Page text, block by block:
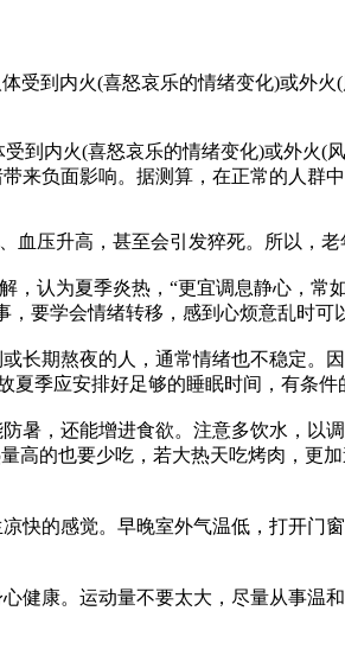
到内火(喜怒哀乐的情绪变化)或外火
内火(喜怒哀乐的情绪变化)或外火(
负面影响。据测算，在正常的人群中
压升高，甚至会引发猝死。所以，
认为夏季炎热，“更宜调息静心，常
要学会情绪转移，感到心烦意乱时可
期熬夜的人，通常情绪也不稳定。
季应安排好足够的睡眠时间，有条件
，还能增进食欲。注意多饮水，以
高的也要少吃，若大热天吃烤肉，更
的感觉。早晚室外气温低，打开门
康。运动量不要太大，尽量从事温